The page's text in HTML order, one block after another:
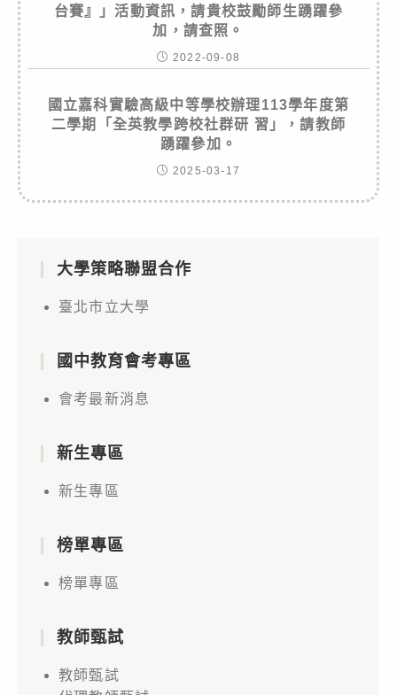
台賽』」活動資訊，請貴校鼓勵師生踴躍參
加，請查照。
2022-09-08
國立嘉科實驗高級中等學校辦理113學年度第
二學期「全英教學跨校社群研 習」，請教師
踴躍參加。
2025-03-17
大學策略聯盟合作
臺北市立大學
國中教育會考專區
會考最新消息
新生專區
新生專區
榜單專區
榜單專區
教師甄試
教師甄試